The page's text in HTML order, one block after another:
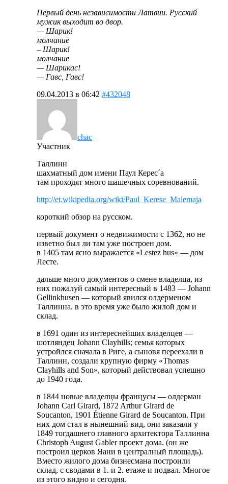
Первый день независимости Латвии. Русский
мужик выходит во двор.
— Шарик!
молчание
– Шарик!
молчание
— Шарикас!
— Гавс, Гавс!
09.04.2013 в 06:42 #432048
chac
Участник
Таллинн
шахматный дом имени Паул Керес´а
там проходят много шашечных соревнований.
http://et.wikipedia.org/wiki/Paul_Kerese_Malemaja
короткий обзор на русском.
первый документ о недвижимости с 1362, но не
изветно был ли там уже построен дом.
в 1405 там ясно выражается «Lestez hus» — дом
Лесте.
дальше много документов о смене владелца, из
них пожалуй самый интересный в 1483 — Johann
Gellinkhusen — который явился олдерменом
Таллинна. в это время уже было жилой дом и
склад.
в 1691 один из интереснейших владелцев —
шотляндец Johann Clayhills; семья которых
устройлся сначала в Риге, а сыновя переехали в
Таллинн, создали крупную фирму «Thomas
Clayhills and Son», который действовал успешно
до 1940 года.
в 1844 новые владелцы францусы — олдерман
Johann Carl Girard, 1872 Arthur Girard de
Soucanton, 1901 Étienne Girard de Soucanton. При
них дом стал в нынешний вид, они заказали у
1849 тогдашнего главного архитектора Таллинна
Christoph August Gabler проект дома. (он же
построил церков Яани в централный площадь).
Вместо жилого дома бизнесмана построили
склад, с сводами в 1. и 2. етаже и подвал. Многое
из этого видно и сегодня.